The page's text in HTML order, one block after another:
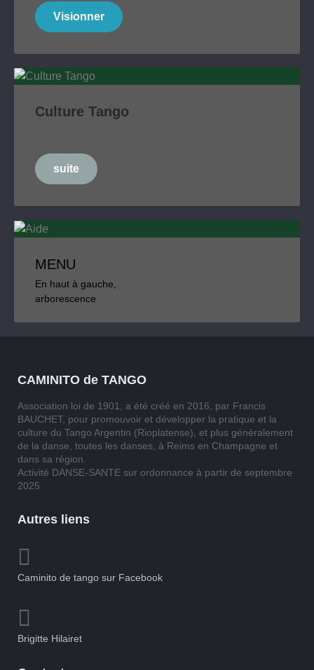
Visionner
Culture Tango
suite
MENU
En haut à gauche,
arborescence
CAMINITO de TANGO
Association loi de 1901, a été créé en 2016, par Francis
BAUCHET, pour promouvoir et développer la pratique et la
culture du Tango Argentin (Rioplatense), et plus généralement
de la danse, toutes les danses, à Reims en Champagne et
dans sa région.
Activité DANSE-SANTE sur ordonnance à partir de septembre
2025
Autres liens
Caminito de tango sur Facebook
Brigitte Hilairet